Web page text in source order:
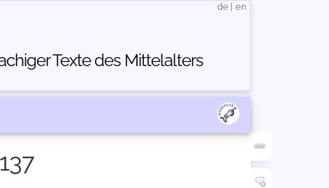
Texte des Mittelalters
de en